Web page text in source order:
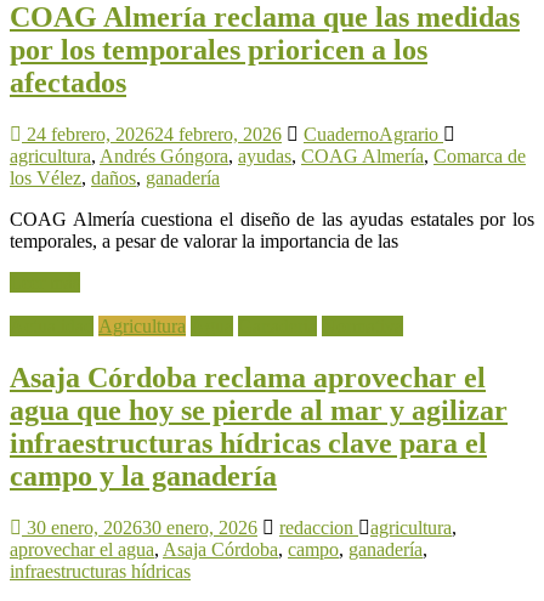
COAG Almería reclama que las medidas
por los temporales prioricen a los
afectados
24 febrero, 202624 febrero, 2026
CuadernoAgrario
agricultura, Andrés Góngora, ayudas, COAG Almería, Comarca de
los Vélez, daños, ganadería
COAG Almería cuestiona el diseño de las ayudas estatales por los
temporales, a pesar de valorar la importancia de las
Agricultura
Asaja Córdoba reclama aprovechar el
agua que hoy se pierde al mar y agilizar
infraestructuras hídricas clave para el
campo y la ganadería
30 enero, 202630 enero, 2026 redaccion agricultura,
aprovechar el agua, Asaja Córdoba, campo, ganadería,
infraestructuras hídricas